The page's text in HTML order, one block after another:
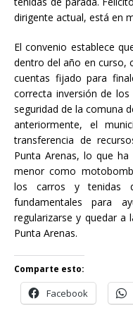
dirigente actual, está en
El convenio establece
dentro del año en curso,
cuentas fijado para
correcta inversión de
seguridad de la comuna
anteriormente, el
transferencia de
Punta Arenas, lo que
menor como
los carros y tenidas
fundamentales para
regularizarse y quedar a
Punta Arenas.
Comparte esto:
Facebook